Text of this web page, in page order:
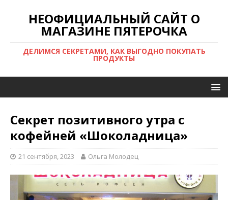
НЕОФИЦИАЛЬНЫЙ САЙТ О
МАГАЗИНЕ ПЯТЕРОЧКА
ДЕЛИМСЯ СЕКРЕТАМИ, КАК ВЫГОДНО ПОКУПАТЬ
ПРОДУКТЫ
Секрет позитивного утра с
кофейней «Шоколадница»
21 сентября, 2023 Ольга Молодец